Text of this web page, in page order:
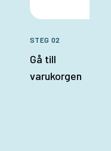
STEG 02
Gå till
varukorgen